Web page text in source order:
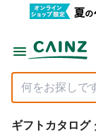
ギフトカタログ